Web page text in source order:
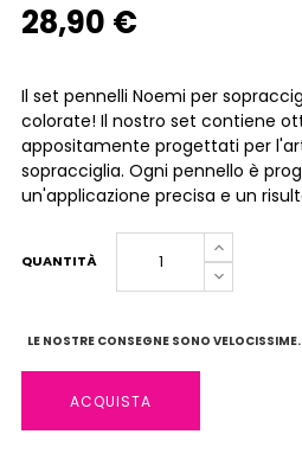
28,90 €
Il set pennelli Noemi per
colorate! Il nostro set contiene
appositamente progettati per
sopracciglia. Ogni pennello è
un'applicazione precisa e un
QUANTITÀ
LE NOSTRE CONSEGNE SONO
ACQUISTA